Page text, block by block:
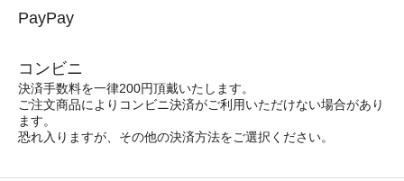
PayPay
コンビニ
決済手数料を一律200円頂戴いたします。
ご注文商品によりコンビニ決済がご利用いただけない場合があり
ます。
恐れ入りますが、その他の決済方法をご選択ください。